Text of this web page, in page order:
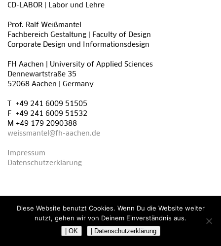
Diese Website benutzt Cookies. Wenn Du die Website weiter
nutzt, gehen wir von Deinem Einverständnis aus.
| OK | Datenschutzerklärung
CD-LABOR | Labor und Lehre
Prof. Ralf Weißmantel
Fachbereich Gestaltung | Faculty of Design
Corporate Design und Informationsdesign
FH Aachen | University of Applied Sciences
Dennewartstraße 35
52068 Aachen | Germany
T +49 241 6009 51505
F +49 241 6009 51532
M +49 179 2090388
weissmantel@fh-aachen.de
Impressum
Datenschutzerklärung